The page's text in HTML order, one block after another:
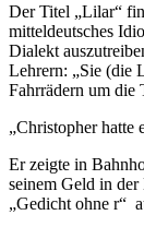
Der Titel „Lilar“
mitteldeutsches
Dialekt
Lehrern: „Sie (die
Fahrrädern um die
„Christopher hatte
Er zeigte in
seinem Geld in der
„Gedicht ohne r“